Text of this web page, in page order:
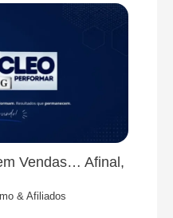
Vendas… Afinal,
& Afiliados